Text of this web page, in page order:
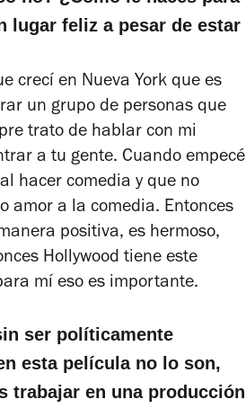
lugar feliz a pesar de estar
crecí en Nueva York que es
un grupo de personas que
trato de hablar con mi
a tu gente. Cuando empecé
hacer comedia y que no
amor a la comedia. Entonces
positiva, es hermoso,
Hollywood tiene este
mí eso es importante.
ser políticamente
esta película no lo son,
trabajar en una producción